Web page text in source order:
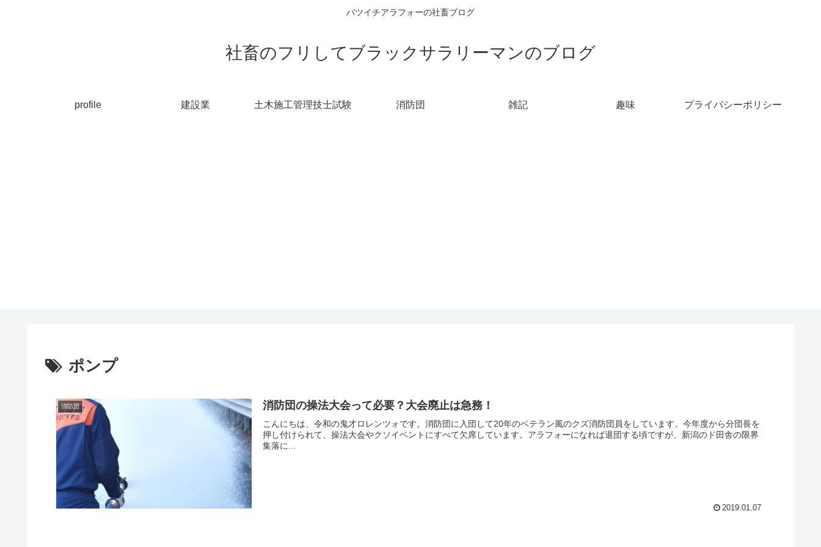
バツイチアラフォーの社畜ブログ
社畜のフリしてブラックサラリーマンのブログ
profile 建設業 土木施工管理技士試験 消防団 雑記 趣味 プライバシーポリシー
ポンプ
消防団 消防団の操法大会って必要？大会廃止は急務！
こんにちは、令和の鬼才ロレンツォです。消防団に入団して20年のベテラン風のクズ消防団員をしています。今年度から分団長を
押し付けられて、操法大会やクソイベントにすべて欠席しています。アラフォーになれば退団する頃ですが、新潟のド田舎の限界
集落に...
2019.01.07